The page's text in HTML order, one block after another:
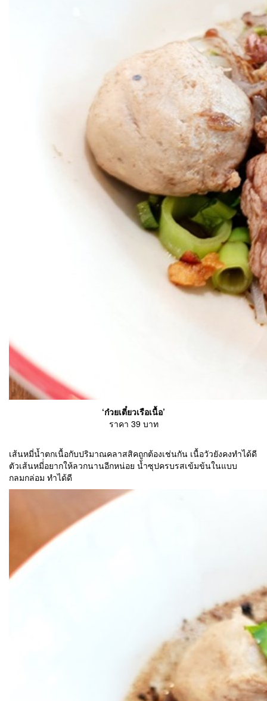
‘ก๋วยเตี๋ยวเรือเนื้อ’
ราคา 39 บาท
เส้นหมี่น้ำตกเนื้อกับปริมาณคลาสสิคถูกต้องเช่นกัน เนื้อวัวยังคงทำได้ดี
ตัวเส้นหมี่่อยากให้ลวกนานอีกหน่อย น้ำซุปครบรสเข้มข้นในแบบ
กลมกล่อม ทำได้ดี